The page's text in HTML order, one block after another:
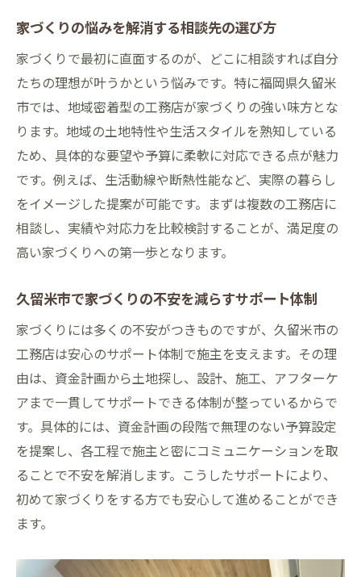
家づくりの悩みを解消する相談先の選び方
家づくりで最初に直面するのが、どこに相談すれば自分
たちの理想が叶うかという悩みです。特に福岡県久留米
市では、地域密着型の工務店が家づくりの強い味方とな
ります。地域の土地特性や生活スタイルを熟知している
ため、具体的な要望や予算に柔軟に対応できる点が魅力
です。例えば、生活動線や断熱性能など、実際の暮らし
をイメージした提案が可能です。まずは複数の工務店に
相談し、実績や対応力を比較検討することが、満足度の
高い家づくりへの第一歩となります。
久留米市で家づくりの不安を減らすサポート体制
家づくりには多くの不安がつきものですが、久留米市の
工務店は安心のサポート体制で施主を支えます。その理
由は、資金計画から土地探し、設計、施工、アフターケ
アまで一貫してサポートできる体制が整っているからで
す。具体的には、資金計画の段階で無理のない予算設定
を提案し、各工程で施主と密にコミュニケーションを取
ることで不安を解消します。こうしたサポートにより、
初めて家づくりをする方でも安心して進めることができ
ます。